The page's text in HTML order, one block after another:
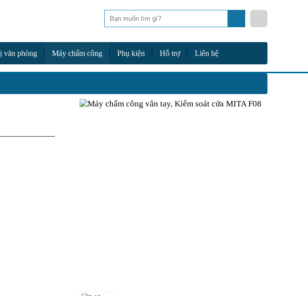
văn phòng Máy chấm công Phụ kiện Hỗ trợ Liên hệ